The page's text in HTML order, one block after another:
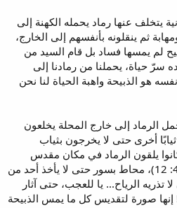
يتخلف عنها رماد يحمله الكهنة إلى
ثم ينقلونه بأنفسهم إلى الخارج،
لم يمسها فساد بل قام السيد من
سرّ حياة، يحملنا من رمادنا إلى
هو الذبيحة واهبة الحياة لنا نحن
الرماد إلى خارج المحلة يخلعون
أخرى حتى لا يخرجون بثياب
يلقون الرماد في مكان مقدس
دعى "مرمى الرماد" (4: 12)، محاط بسور حتى لا يأخذ أحد من
تذريه الرياح... يا للعجب، حتى آثار
صورة لتقديس كل ما يمس الذبيحة